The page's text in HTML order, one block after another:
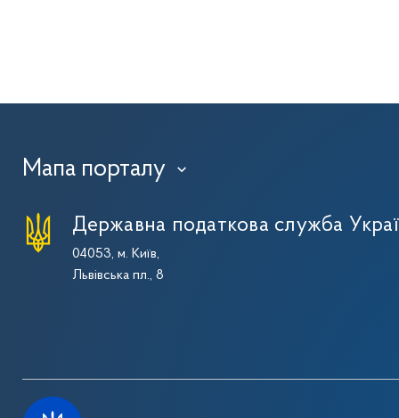
Мапа порталу ›
Державна податкова служба
04053, м. Київ,
Львівська пл., 8